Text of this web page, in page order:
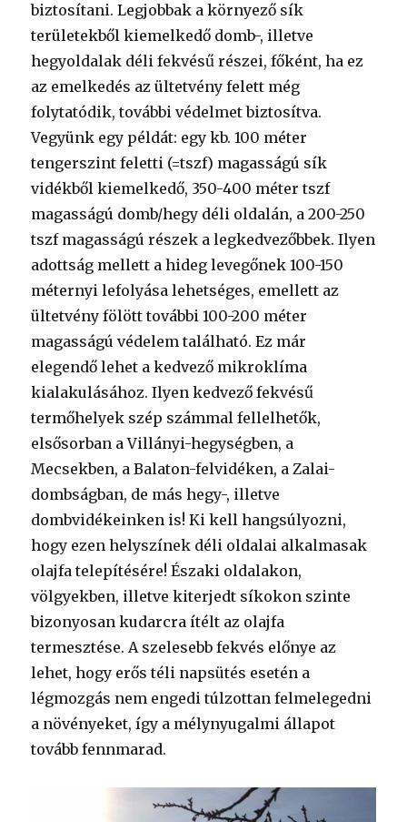
biztosítani. Legjobbak a környező sík
területekből kiemelkedő domb-, illetve
hegyoldalak déli fekvésű részei, főként, ha ez
az emelkedés az ültetvény felett még
folytatódik, további védelmet biztosítva.
Vegyünk egy példát: egy kb. 100 méter
tengerszint feletti (=tszf) magasságú sík
vidékből kiemelkedő, 350-400 méter tszf
magasságú domb/hegy déli oldalán, a 200-250
tszf magasságú részek a legkedvezőbbek. Ilyen
adottság mellett a hideg levegőnek 100-150
méternyi lefolyása lehetséges, emellett az
ültetvény fölött további 100-200 méter
magasságú védelem található. Ez már
elegendő lehet a kedvező mikroklíma
kialakulásához. Ilyen kedvező fekvésű
termőhelyek szép számmal fellelhetők,
elsősorban a Villányi-hegységben, a
Mecsekben, a Balaton-felvidéken, a Zalai-
dombságban, de más hegy-, illetve
dombvidékeinken is! Ki kell hangsúlyozni,
hogy ezen helyszínek déli oldalai alkalmasak
olajfa telepítésére! Északi oldalakon,
völgyekben, illetve kiterjedt síkokon szinte
bizonyosan kudarcra ítélt az olajfa
termesztése. A szelesebb fekvés előnye az
lehet, hogy erős téli napsütés esetén a
légmozgás nem engedi túlzottan felmelegedni
a növényeket, így a mélynyugalmi állapot
tovább fennmarad.